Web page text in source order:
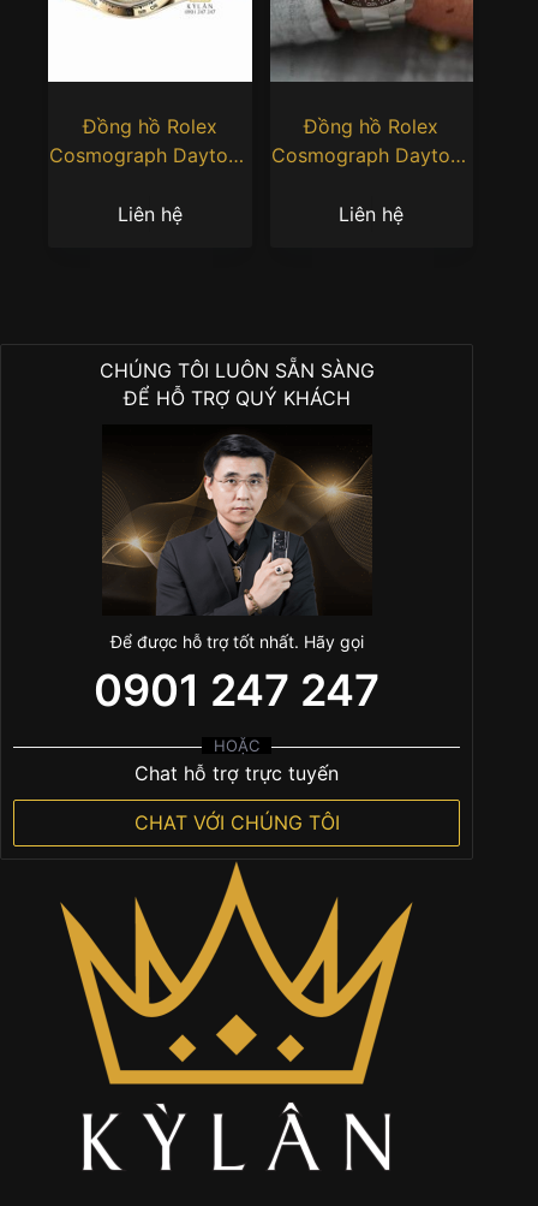
Đồng hồ Rolex
Cosmograph Daytona
vàng Champagne
Liên hệ
Đồng hồ Rolex
Cosmograph Daytona
số Ice-Blue
Liên hệ
CHÚNG TÔI LUÔN SẴN SÀNG
ĐỂ HỖ TRỢ QUÝ KHÁCH
Để được hỗ trợ tốt nhất. Hãy gọi
0901 247 247
HOẶC
Chat hỗ trợ trực tuyến
CHAT VỚI CHÚNG TÔI